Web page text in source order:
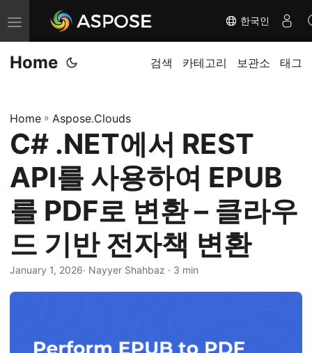
내
비
게
전
환
한국인
Home 검색 카테고리 보관소 태그
Home » Aspose.Clouds
C# .NET에서 REST
API를 사용하여 EPUB
를 PDF로 변환 – 클라우
드 기반 전자책 변환
January 1, 2026· Nayyer Shahbaz · 3 min